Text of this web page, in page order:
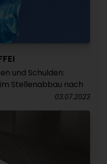
und Schulden:
Stellenabbau nach
03.07.2023